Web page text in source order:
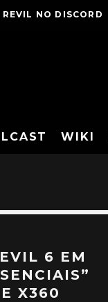
REVIL NO DISCORD
WIKI
6 EM
X360